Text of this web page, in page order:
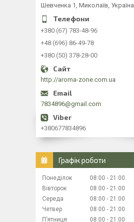
Шевченка 1, Миколаїв, Україна
+380 (67) 783-48-96
+48 (696) 86-49-78
+380 (50) 378-28-00
http://aroma-zone.com.ua
7834896@gmail.com
+380677834896
Графік роботи
Понеділок 08:00
21:00
Вівторок
08:00
21:00
Середа
08:00
21:00
Четвер
08:00
21:00
Пʼятниця
08:00 21:00